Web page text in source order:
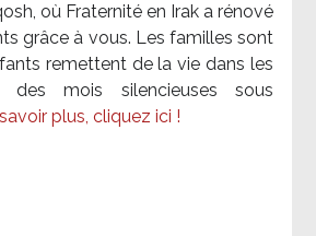
où Fraternité en Irak a rénové
grâce à vous. Les familles sont
remettent de la vie dans les
des mois silencieuses sous
plus, cliquez ici !